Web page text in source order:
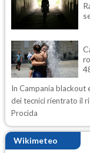
In Campania
dei tecnici rientrato il
Procida
Wikimeteo